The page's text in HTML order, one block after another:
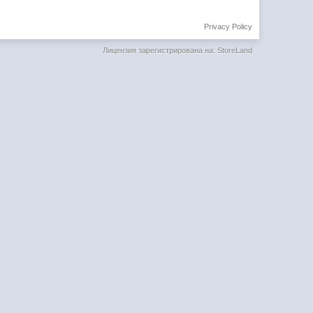
Privacy Policy
Лицензия зарегистрирована на: StoreLand